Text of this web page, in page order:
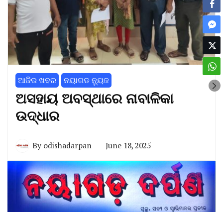
ଆଜିର ଖବର ନୟାଗଡ ନ୍ୟୁଜ
ଅସହାୟ ଅବସ୍ଥାରେ ନାବାଳିକା
ଉଦ୍ଧାର
By odishadarpan June 18, 2025